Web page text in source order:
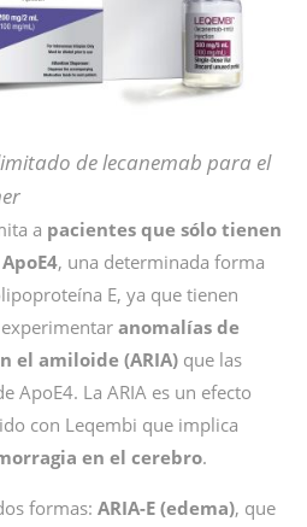
de lecanemab para el
a pacientes que sólo tienen
, una determinada forma
E, ya que tienen
anomalías de
el amiloide (ARIA) que las
ApoE4. La ARIA es un efecto
con Leqembi que implica
en el cerebro.
formas: ARIA-E (edema), que